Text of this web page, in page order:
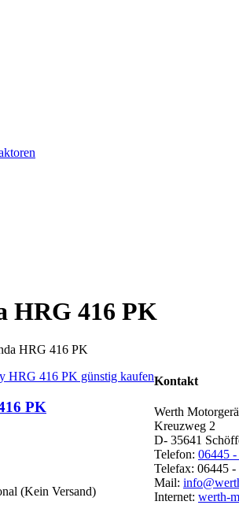
HRG 416 PK
HRG 416 PK
PK
(Kein Versand)
Kontakt
Werth
Kreuzweg 2
D- 35641
Telefon: 06445
Telefax: 06445 -
Mail:
Internet: werth-